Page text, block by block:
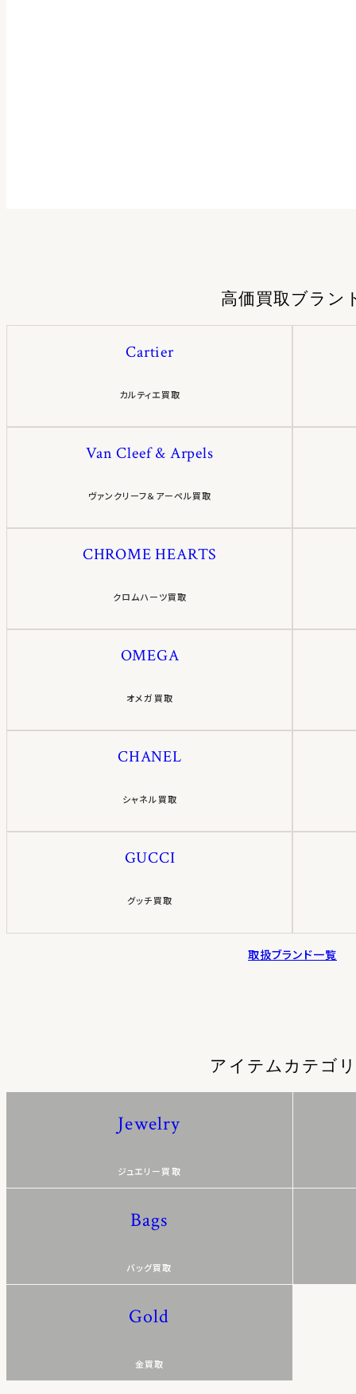
高価買取ブラン
Cartier
カルティエ買取
Van Cleef & Arpels
ヴァンクリーフ＆アーペル買取
CHROME HEARTS
クロムハーツ買取
OMEGA
オメガ買取
CHANEL
シャネル買取
GUCCI
グッチ買取
取扱ブランド一覧
アイテムカテゴ
Jewelry
ジュエリー買取
Bags
バッグ買取
Gold
金買取